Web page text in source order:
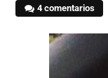
4 comentarios